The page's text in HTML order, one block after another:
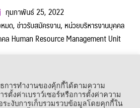
กุมภาพันธ์ 25, 2022
มด,ข่าวรับสมัครงาน, หน่วยบริหารงานบุคคล
ล Human Resource Management Unit
การทำงานของคุ้กกี้ได้ตามความ
ตั้งค่าเบราว์เซอร์หรือการตั้งค่าความ
ะงับการเก็บรวมรวบข้อมูลโดยคุกกี้ใน